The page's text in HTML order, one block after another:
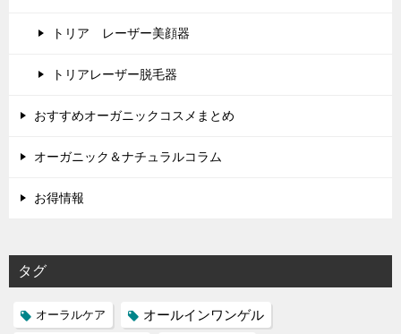
トリア レーザー美顔器
トリアレーザー脱毛器
おすすめオーガニックコスメまとめ
オーガニック＆ナチュラルコラム
お得情報
タグ
オーラルケア
オールインワンゲル